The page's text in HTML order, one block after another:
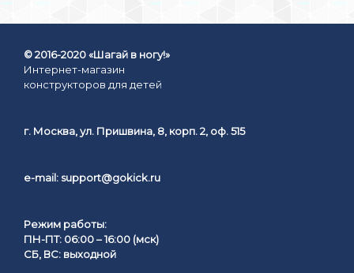
© 2016-2020 «Шагай в ногу!»
Интернет-магазин
конструкторов для детей
г. Москва, ул. Пришвина, 8, корп. 2, оф. 515
e-mail: support@gokick.ru
Режим работы:
ПН-ПТ: 06:00 – 16:00 (мск)
СБ, ВС: выходной